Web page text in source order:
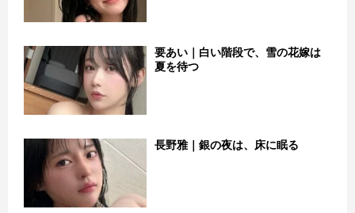
要あい｜白い階段で、雪の花嫁は
夏を待つ
長野雅｜銀の夜は、床に眠る